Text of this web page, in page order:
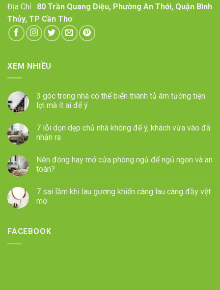
Địa Chỉ : 80 Trần Quang Diệu, Phường An Thới, Quận Bình
Thủy, TP Cần Thơ
XEM NHIỀU
3 góc trong nhà có thể biến thành tủ âm tường tiện
lợi mà ít ai để ý
7 lỗi dọn dẹp chủ nhà không để ý, khách vừa vào đã
nhận ra
Nên đóng hay mở cửa phòng ngủ để ngủ ngon và an
toàn?
7 sai lầm khi lau gương khiến càng lau càng đầy vệt
mờ
FACEBOOK